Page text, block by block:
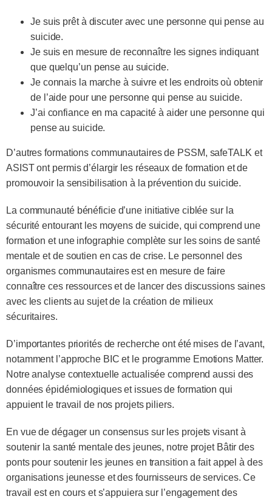
Je suis prêt à discuter avec une personne qui pense au
suicide.
Je suis en mesure de reconnaître les signes indiquant
que quelqu’un pense au suicide.
Je connais la marche à suivre et les endroits où obtenir
de l’aide pour une personne qui pense au suicide.
J’ai confiance en ma capacité à aider une personne qui
pense au suicide.
D’autres formations communautaires de PSSM, safeTALK et
ASIST ont permis d’élargir les réseaux de formation et de
promouvoir la sensibilisation à la prévention du suicide.
La communauté bénéficie d’une initiative ciblée sur la
sécurité entourant les moyens de suicide, qui comprend une
formation et une infographie complète sur les soins de santé
mentale et de soutien en cas de crise. Le personnel des
organismes communautaires est en mesure de faire
connaître ces ressources et de lancer des discussions saines
avec les clients au sujet de la création de milieux
sécuritaires.
D’importantes priorités de recherche ont été mises de l’avant,
notamment l’approche BIC et le programme Emotions Matter.
Notre analyse contextuelle actualisée comprend aussi des
données épidémiologiques et issues de formation qui
appuient le travail de nos projets piliers.
En vue de dégager un consensus sur les projets visant à
soutenir la santé mentale des jeunes, notre projet Bâtir des
ponts pour soutenir les jeunes en transition a fait appel à des
organisations jeunesse et des fournisseurs de services. Ce
travail est en cours et s’appuiera sur l’engagement des